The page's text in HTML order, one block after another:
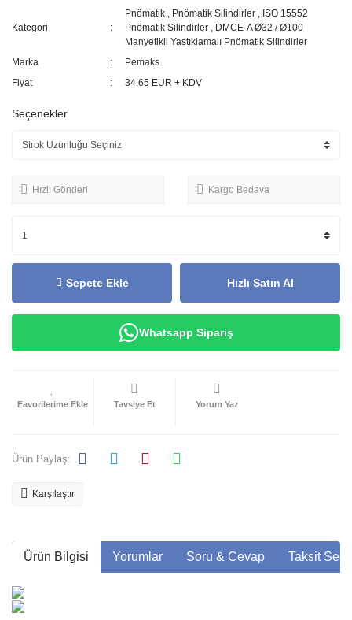
Kategori
Pnömatik , Pnömatik Silindirler , ISO 15552
Pnömatik Silindirler , DMCE-A Ø32 / Ø100
Manyetikli Yastıklamalı Pnömatik Silindirler
Marka
Pemaks
Fiyat
34,65 EUR + KDV
Seçenekler
Hızlı Gönderi Kargo Bedava
Sepete Ekle Hızlı Satın Al
Whatsapp Sipariş
Tavsiye Et Yorum Yaz
Ürün Paylaş:
Karşılaştır
Ürün Bilgisi Yorumlar Soru & Cevap Taksit